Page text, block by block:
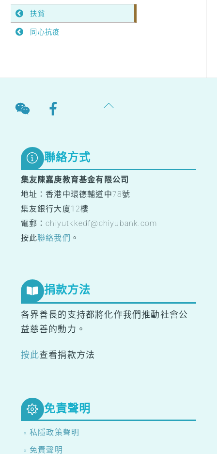
扶貧
同心抗疫
Back
聯絡方式
集友陳嘉庚教育基金有限公司
地址：香港中環德輔道中78號
集友銀行大廈12樓
電郵：chiyutkkedf@chiyubank.com
按此聯絡我們 。
捐款方法
各界善長的支持都將化作我們推動社會公
益慈善的動力。
按此查看捐款方法
免責聲明
« 私隱政策聲明
« 免責聲明